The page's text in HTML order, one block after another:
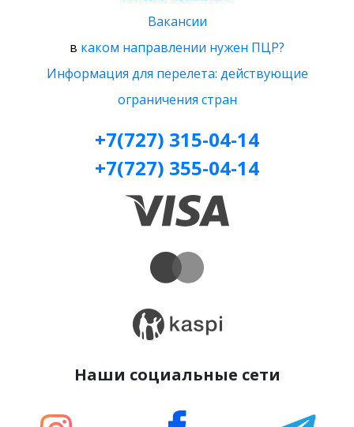
Вакансии
в каком направлении нужен ПЦР?
Информация для перелета: действующие
ограничения стран
+7(727) 315-04-14
+7(727) 355-04-14
Наши социальные сети